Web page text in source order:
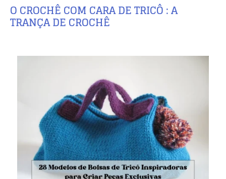
O CROCHÊ COM CARA DE TRICÔ : A
TRANÇA DE CROCHÊ